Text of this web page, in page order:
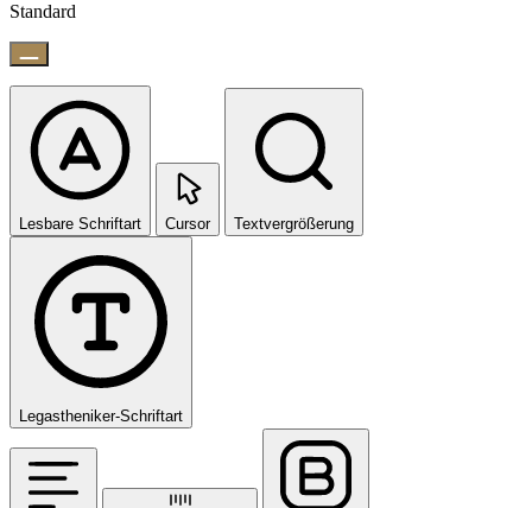
Standard
Lesbare Schriftart Cursor Textvergrößerung
Legastheniker-Schriftart